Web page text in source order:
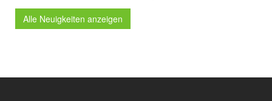
Alle Neuigkeiten anzeigen